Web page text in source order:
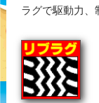
ラグで駆動力、